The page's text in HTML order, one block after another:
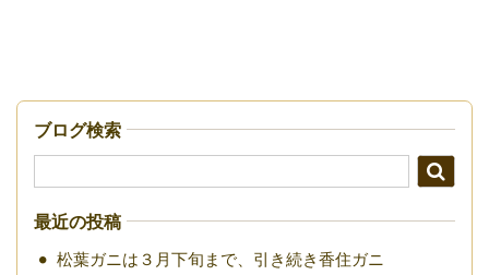
ブログ検索
最近の投稿
松葉ガニは３月下旬まで、引き続き香住ガニ